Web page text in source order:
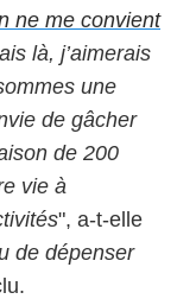
ne me convient
là, j’aimerais
une
de gâcher
de 200
vie à
", a-t-elle
de dépenser